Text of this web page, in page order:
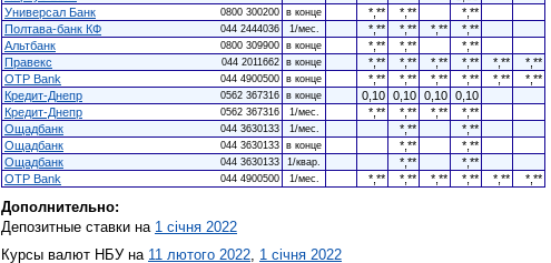
Универсал Банк
0800 300200 в конце *,** *,**
*,**
Полтава-банк КФ
044 2444036 1/мес. *,** *,** *,**
*,**
Альтбанк
0800 309900 в конце *,** *,**
*,**
Правекс
044 2011662 в конце *,** *,** *,** *,** *,**
*,**
OTP Bank
044 4900500 в конце *,** *,** *,** *,** *,**
*,**
Кредит-Днепр
0562 367316 в конце 0,10 0,10 0,10 0,10
Кредит-Днепр
0562 367316 1/мес. *,** *,** *,**
*,**
Ощадбанк
044 3630133 1/мес. *,**
*,**
Ощадбанк
044 3630133 в конце *,**
*,**
Ощадбанк
044 3630133 1/квар. *,**
*,**
OTP Bank
044 4900500 1/мес. *,** *,** *,** *,** *,** *,**
Дополнительно:
Депозитные ставки на 1 січня 2022
Курсы валют НБУ на 11 лютого 2022, 1 січня 2022